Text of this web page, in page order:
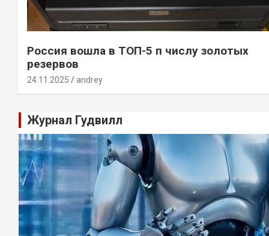
Россия вошла в ТОП-5 п числу золотых
резервов
24.11.2025 andrey
Журнал Гудвилл